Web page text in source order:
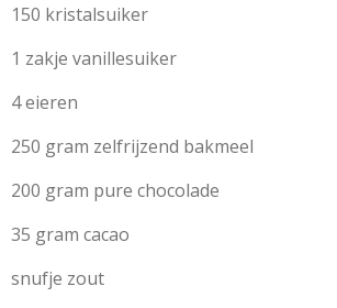
150 kristalsuiker
1 zakje vanillesuiker
4 eieren
250 gram zelfrijzend bakmeel
200 gram pure chocolade
35 gram cacao
snufje zout